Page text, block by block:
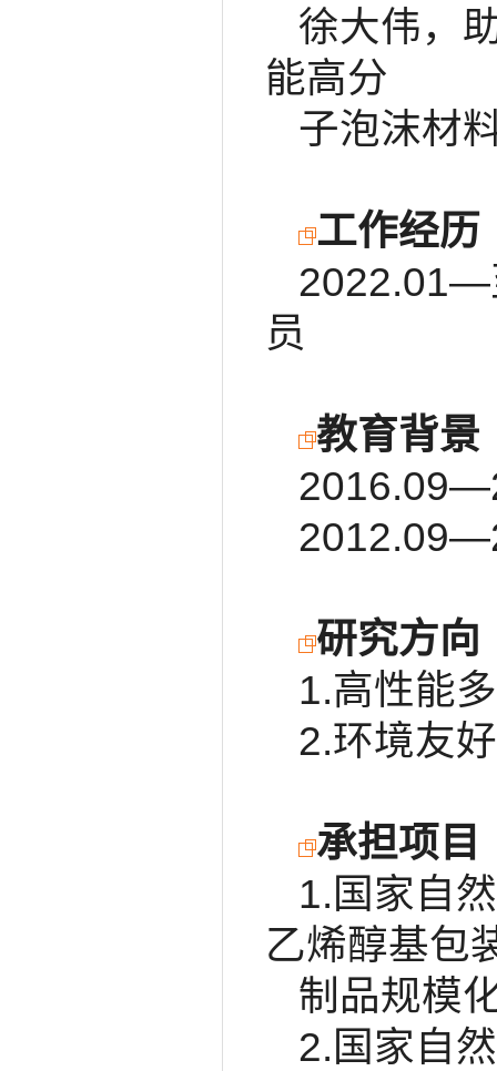
徐大伟，
能高分
子泡沫材
工作经历
2022.01—
员
教育背景
研究方向
1.高性能
2.环境友
承担项目
1.国家自
乙烯醇基包
制品规模
2.国家自